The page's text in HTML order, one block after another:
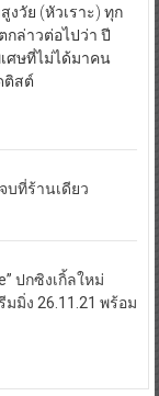
งวัย (หัวเราะ) ทุก
ล่าวต่อไปว่า ปี
ศษที่ไม่ได้มาคน
ติสต์
บที่ร้านเดียว
ปกซิงเกิ้ลใหม่
มิ่ง 26.11.21 พร้อม